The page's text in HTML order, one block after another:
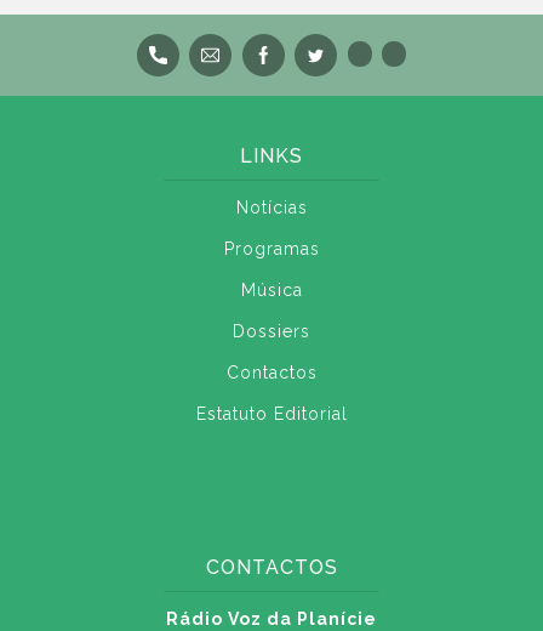
LINKS
Notícias
Programas
Música
Dossiers
Contactos
Estatuto Editorial
CONTACTOS
Rádio Voz da Planície